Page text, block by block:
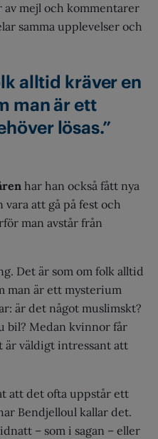
av mejl och kommentarer
samma upplevelser och
alltid kräver en
man är ett
lösas.”
har han också fått nya
att gå på fest och
man avstår från
Det är som om folk alltid
man är ett mysterium
är det något muslimskt?
bil? Medan kvinnor får
är väldigt intressant att
att det ofta uppstår ett
Bendjelloul kallar det.
– som i sagan – eller